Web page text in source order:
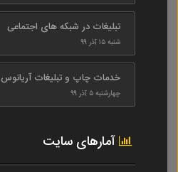
تبلیغات در شبکه های اجتماعی
شنبه ۱۵ آذر ۹۹
خدمات چاپ و تبلیغات آریانوس
چهارشنبه ۵ آذر ۹۹
آمارهای سایت